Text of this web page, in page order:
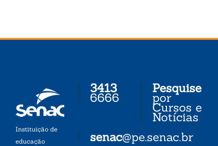
Instituição de
educação
3413
6666
senac@pe.senac.br
Pesquise
por
Cursos e
Notícias